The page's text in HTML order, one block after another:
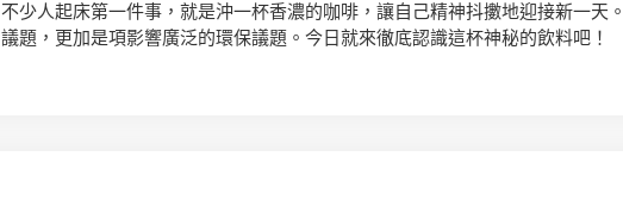
不少人起床第一件事，就是沖一杯香濃的咖啡，讓自己精神抖擻地迎接新一天
議題，更加是項影響廣泛的環保議題。今日就來徹底認識這杯神秘的飲料吧！